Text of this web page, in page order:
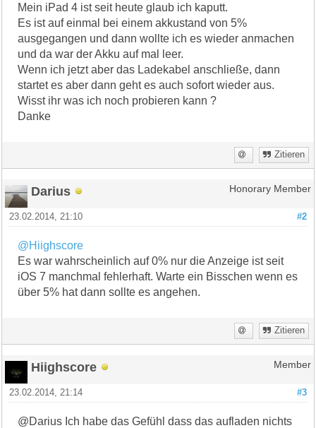
Mein iPad 4 ist seit heute glaub ich kaputt.
Es ist auf einmal bei einem akkustand von 5%
ausgegangen und dann wollte ich es wieder anmachen
und da war der Akku auf mal leer.
Wenn ich jetzt aber das Ladekabel anschließe, dann
startet es aber dann geht es auch sofort wieder aus.
Wisst ihr was ich noch probieren kann ?
Danke
Zitieren
Darius Honorary Member
#2
23.02.2014, 21:10
@Hiighscore
Es war wahrscheinlich auf 0% nur die Anzeige ist seit
iOS 7 manchmal fehlerhaft. Warte ein Bisschen wenn es
über 5% hat dann sollte es angehen.
Zitieren
Hiighscore Member
#3
23.02.2014, 21:14
@Darius Ich habe das Gefühl dass das aufladen nichts